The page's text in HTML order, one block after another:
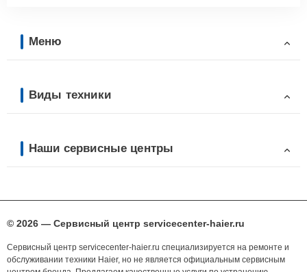
Меню
Виды техники
Наши сервисные центры
© 2026 — Сервисный центр servicecenter-haier.ru
Сервисный центр servicecenter-haier.ru специализируется на ремонте и
обслуживании техники Haier, но не является официальным сервисным